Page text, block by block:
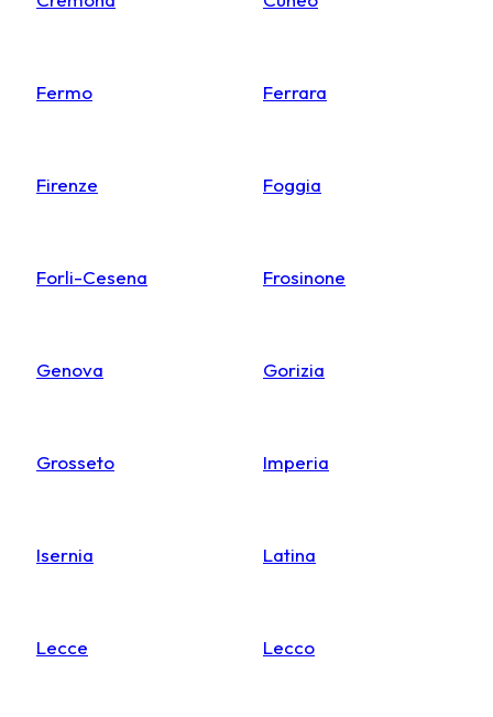
Fermo Ferrara
Firenze Foggia
Forli-Cesena Frosinone
Genova Gorizia
Grosseto Imperia
Isernia Latina
Lecce Lecco